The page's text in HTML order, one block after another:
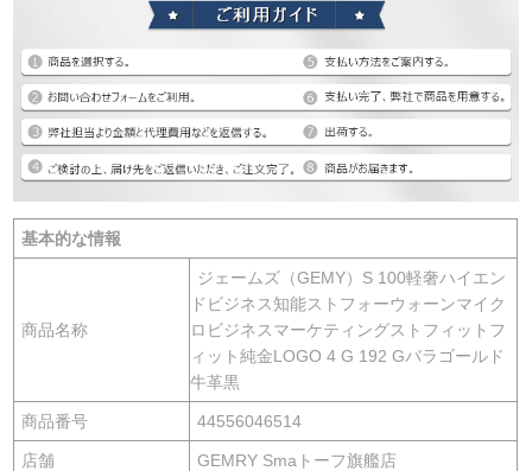
基本的な情報
商品名称
ジェームズ（GEMY）S 100軽奢ハイエン
ドビジネス知能ストフォーウォーンマイク
ロビジネスマーケティングストフィットフ
ィット純金LOGO 4 G 192 Gバラゴールド
牛革黒
商品番号 44556046514
店舗 GEMRY Smaトーフ旗艦店